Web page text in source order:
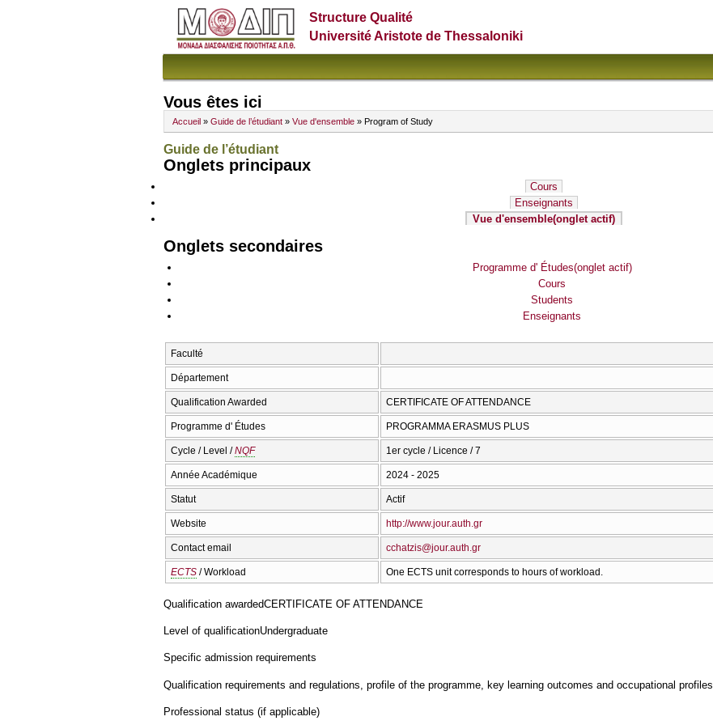
Structure Qualité
Université Aristote de Thessaloniki
Vous êtes ici
Accueil » Guide de l’étudiant » Vue d'ensemble » Program of Study
Guide de l’étudiant
Onglets principaux
Cours
Enseignants
Vue d'ensemble(onglet actif)
Onglets secondaires
Programme d' Études(onglet actif)
Cours
Students
Enseignants
Faculté
Département
Qualification Awarded CERTIFICATE OF ATTENDANCE
Programme d' Études PROGRAMMA ERASMUS PLUS
Cycle / Level /NQF 1er cycle / Licence / 7
Année Académique 2024 - 2025
Statut Actif
Website http://www.jour.auth.gr
Contact email cchatzis@jour.auth.gr
ECTS / Workload One ECTS unit corresponds to hours of workload.
Qualification awardedCERTIFICATE OF ATTENDANCE
Level of qualificationUndergraduate
Specific admission requirements
Qualification requirements and regulations, profile of the programme, key learning outcomes and occupational profiles
Professional status (if applicable)